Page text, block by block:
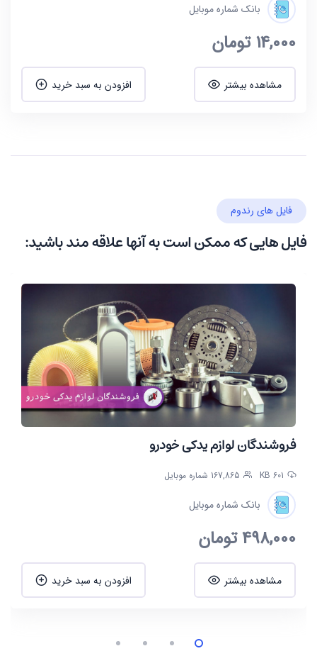
بانک شماره موبایل
14,000تومان
مشاهده بیشتر افزودن به سبد خرید
فایل های رندوم
فایل هایی که ممکن است به آنها علاقه مند باشید:
فروشندگان لوازم یدکی خودرو
601 KB 167,865 شماره موبایل
بانک شماره موبایل
498,000تومان
مشاهده بیشتر افزودن به سبد خرید